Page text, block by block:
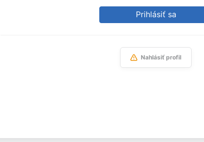
Prihlásiť sa
Nahlásiť profil